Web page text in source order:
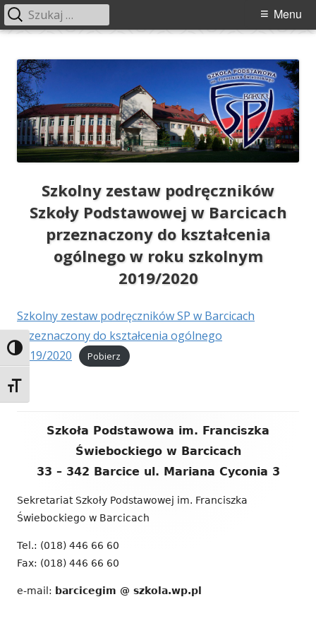
Przełącz wysoki kontrast
Zmień rozmiar czcionek
treści
Świebockiego w Barcicach
Menu
Menu
Szukaj:
Szkolny zestaw podręczników
Szkoły Podstawowej w Barcicach
przeznaczony do kształcenia
ogólnego w roku szkolnym
2019/2020
Szkolny zestaw podręczników SP w Barcicach
przeznaczony do kształcenia ogólnego
2019/2020
Pobierz
Zawartość
Szkoła Podstawowa im. Franciszka
Świebockiego w Barcicach
33 – 342 Barcice ul. Mariana Cyconia 3
Sekretariat Szkoły Podstawowej im. Franciszka
Świebockiego w Barcicach
Tel.: (018) 446 66 60
Fax: (018) 446 66 60
e-mail: barcicegim @ szkola.wp.pl